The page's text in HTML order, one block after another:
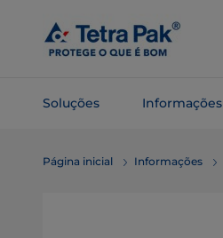
para o
conteúdo
Soluções Informações
Página inicial Informações